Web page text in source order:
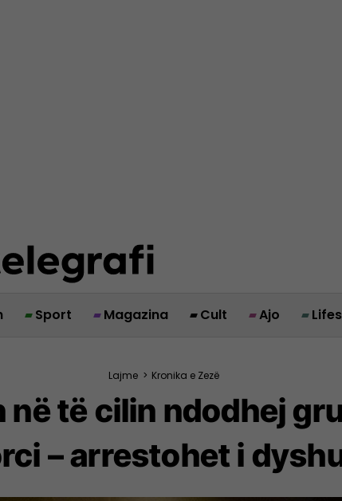
Sport Magazina Cult Ajo
Lajme > Kronika e Zezë
të cilin ndodhej
– arrestohet i